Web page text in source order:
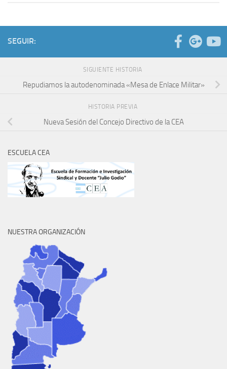
SEGUIR:
SIGUIENTE HISTORIA
Repudiamos la autodenominada «Mesa de Enlace Militar»
HISTORIA PREVIA
Nueva Sesión del Concejo Directivo de la CEA
ESCUELA CEA
NUESTRA ORGANIZACIÓN